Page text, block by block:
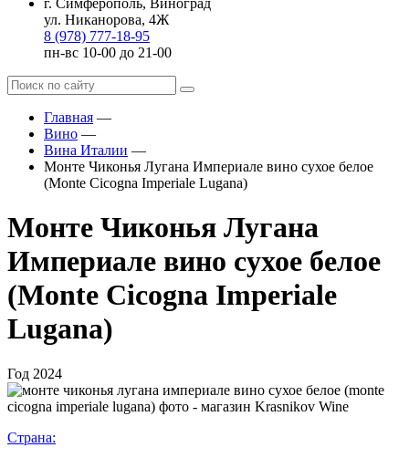
г. Симферополь, Виноград
ул. Никанорова, 4Ж
8 (978) 777-18-95
пн-вс 10-00 до 21-00
Главная —
Вино —
Вина Италии —
Монте Чиконья Лугана Империале вино сухое белое
(Monte Cicogna Imperiale Lugana)
Монте Чиконья Лугана
Империале вино сухое белое
(Monte Cicogna Imperiale
Lugana)
Год 2024
Страна: